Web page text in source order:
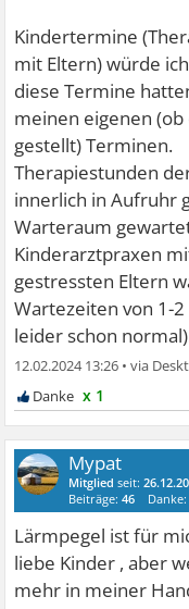
Kindertermine
mit Eltern) würde
diese Termine
meinen eigenen (ob
gestellt) Terminen.
Therapiestunden
innerlich in Aufruhr
Warteraum
Kinderarztpraxen
gestressten Eltern
Wartezeiten von 1-
leider schon
12.02.2024 13:26 •
x 1
Mypat
Mitglied seit:
Beiträge:46
Lärmpegel ist für
liebe Kinder , aber
mehr in meiner